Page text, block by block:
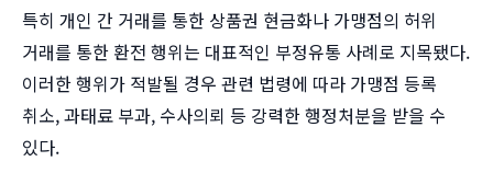
특히 개인 간 거래를 통한 상품권 현금화나 가맹점의 허위
거래를 통한 환전 행위는 대표적인 부정유통 사례로 지목됐다.
이러한 행위가 적발될 경우 관련 법령에 따라 가맹점 등록
취소, 과태료 부과, 수사의뢰 등 강력한 행정처분을 받을 수
있다.